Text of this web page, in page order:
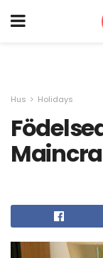
Hus Holidays